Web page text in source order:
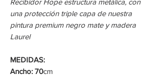
Recibidor Hope estructura metálica, con
una protección triple capa de nuestra
pintura premium negro mate y madera
Laurel
MEDIDAS:
Ancho: 70cm